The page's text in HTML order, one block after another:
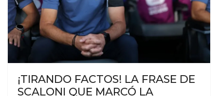
¡TIRANDO FACTOS! LA FRASE DE
SCALONI QUE MARCÓ LA